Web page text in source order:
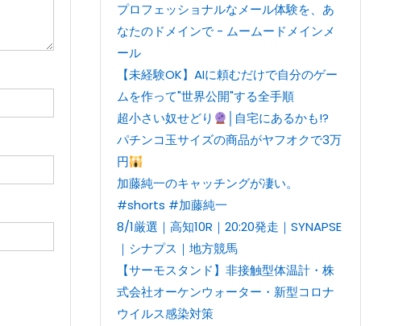
プロフェッショナルなメール体験を、あ
なたのドメインで - ムームードメインメ
ール
【未経験OK】AIに頼むだけで自分のゲー
ムを作って"世界公開"する全手順
超小さい奴せどり
│自宅にあるかも!?
パチンコ玉サイズの商品がヤフオクで3万
円
加藤純一のキャッチングが凄い。
#shorts #加藤純一
8/1厳選｜高知10R｜20:20発走｜SYNAPSE
｜シナプス｜地方競馬
【サーモスタンド】非接触型体温計・株
式会社オーケンウォーター・新型コロナ
ウイルス感染対策